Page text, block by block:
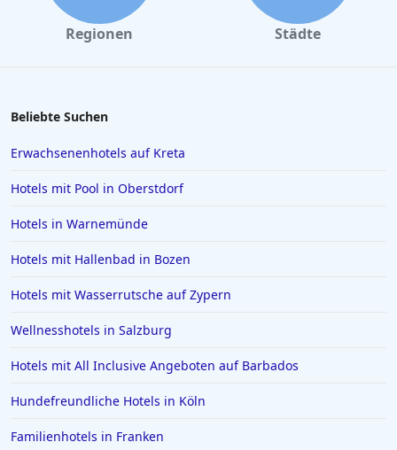
Regionen Städte
Beliebte Suchen
Erwachsenenhotels auf Kreta
Hotels mit Pool in Oberstdorf
Hotels in Warnemünde
Hotels mit Hallenbad in Bozen
Hotels mit Wasserrutsche auf Zypern
Wellnesshotels in Salzburg
Hotels mit All Inclusive Angeboten auf Barbados
Hundefreundliche Hotels in Köln
Familienhotels in Franken